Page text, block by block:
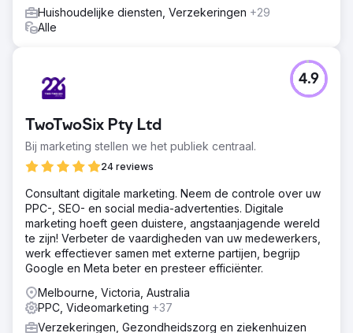
Huishoudelijke diensten, Verzekeringen +29
Alle
TwoTwoSix Pty Ltd
Bij marketing stellen we het publiek centraal.
24 reviews
4.9
Consultant digitale marketing. Neem de controle over uw
PPC-, SEO- en social media-advertenties. Digitale
marketing hoeft geen duistere, angstaanjagende wereld
te zijn! Verbeter de vaardigheden van uw medewerkers,
werk effectiever samen met externe partijen, begrijp
Google en Meta beter en presteer efficiënter.
Melbourne, Victoria, Australia
PPC, Videomarketing +37
Verzekeringen, Gezondheidszorg en ziekenhuizen